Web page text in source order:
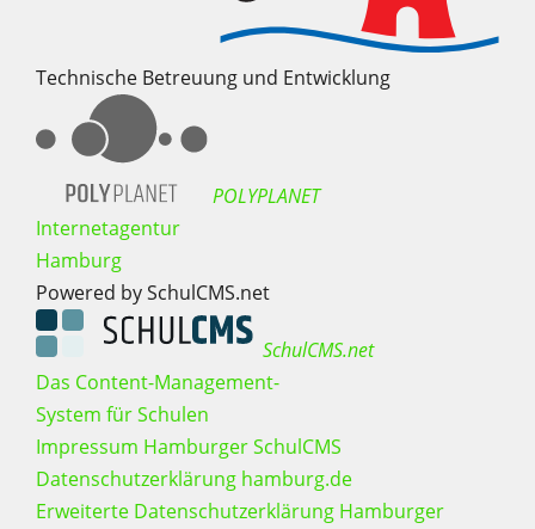
Technische Betreuung und Entwicklung
POLYPLANET
Internetagentur
Hamburg
Powered by SchulCMS.net
SchulCMS.net
Das Content-Management-
System für Schulen
Impressum Hamburger SchulCMS
Datenschutzerklärung hamburg.de
Erweiterte Datenschutzerklärung Hamburger